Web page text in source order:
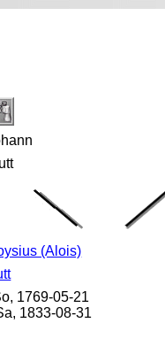
(Alois)
1769-05-21
1833-08-31